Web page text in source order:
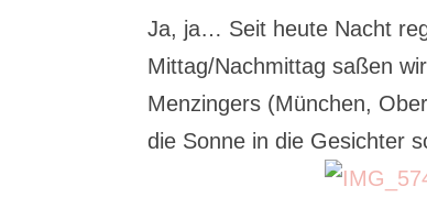
Ja, ja… Seit heute Nacht
Mittag/Nachmittag saßen
Menzingers (München,
die Sonne in die Gesichter